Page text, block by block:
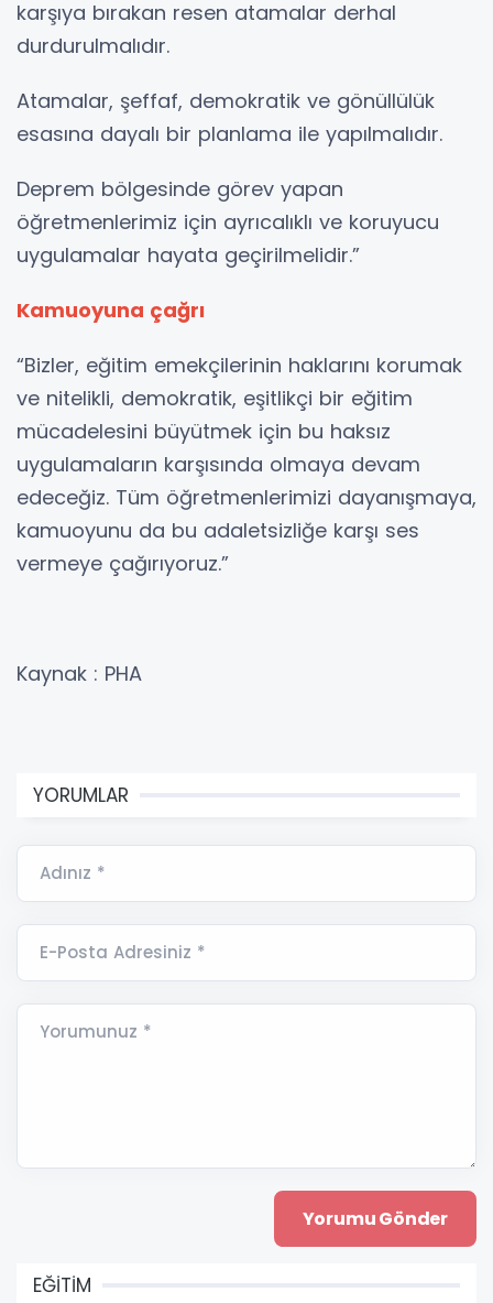
karşıya bırakan resen atamalar derhal
durdurulmalıdır.
Atamalar, şeffaf, demokratik ve gönüllülük
esasına dayalı bir planlama ile yapılmalıdır.
Deprem bölgesinde görev yapan
öğretmenlerimiz için ayrıcalıklı ve koruyucu
uygulamalar hayata geçirilmelidir.”
Kamuoyuna çağrı
“Bizler, eğitim emekçilerinin haklarını korumak
ve nitelikli, demokratik, eşitlikçi bir eğitim
mücadelesini büyütmek için bu haksız
uygulamaların karşısında olmaya devam
edeceğiz. Tüm öğretmenlerimizi dayanışmaya,
kamuoyunu da bu adaletsizliğe karşı ses
vermeye çağırıyoruz.”
Kaynak : PHA
YORUMLAR
Adınız *
E-Posta Adresiniz *
Yorumunuz *
EĞİTİM